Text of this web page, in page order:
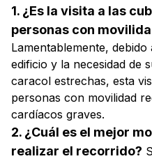
1. ¿Es la visita a las
personas con
Lamentablemente,
edificio y la necesidad de
caracol estrechas, esta
personas con movilidad
cardíacos graves.
2. ¿Cuál es el mejor
realizar el recorrido?